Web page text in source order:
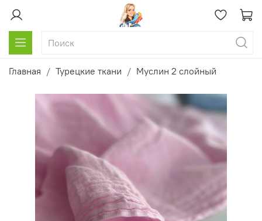
Главная Турецкие ткани Муслин 2 слойный